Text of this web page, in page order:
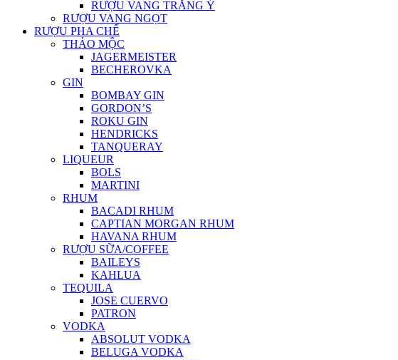
RƯỢU VANG TRẮNG Ý
RƯỢU VANG NGỌT
RƯỢU PHA CHẾ
THẢO MỘC
JAGERMEISTER
BECHEROVKA
GIN
BOMBAY GIN
GORDON’S
ROKU GIN
HENDRICKS
TANQUERAY
LIQUEUR
BOLS
MARTINI
RHUM
BACADI RHUM
CAPTIAN MORGAN RHUM
HAVANA RHUM
RƯỢU SỮA/COFFEE
BAILEYS
KAHLUA
TEQUILA
JOSE CUERVO
PATRON
VODKA
ABSOLUT VODKA
BELUGA VODKA